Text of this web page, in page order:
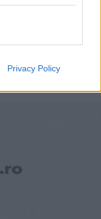
Privacy Policy